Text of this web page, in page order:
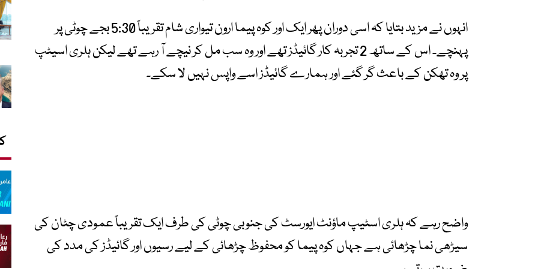
انہوں نے مزید بتایا کہ اسی دوران پھر ایک اور کوہ پیما ارون تیواری شام تقریباً 5:30 بجے چوٹی پر
پہنچے۔ اس کے ساتھ 2 تجربہ کار گائیڈز تھے اور وہ سب مل کر نیچے آ رہے تھے لیکن ہلری اسیٹپ
پر وہ تھکن کے باعث گر گئے اور ہمارے گائیڈز اسے واپس نہیں لا سکے۔
واضح رہے کہ ہلری اسٹیپ ماؤنٹ ایورسٹ کی جنوبی چوٹی کی طرف ایک تقریباً عمودی چٹان کی
سیڑھی نما چڑھائی ہے جہاں کوہ پیما کو محفوظ چڑھائی کے لیے رسیوں اور گائیڈز کی مدد کی